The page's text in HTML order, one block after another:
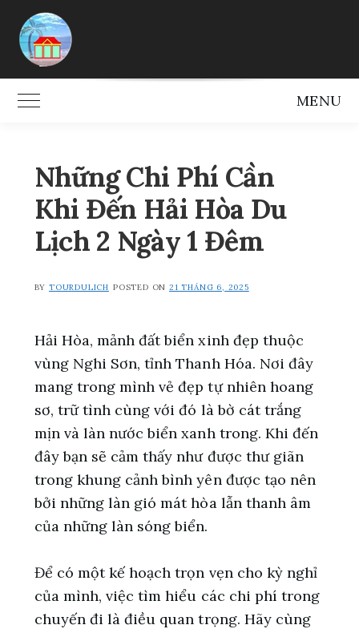
content
Toggle Main Menu MENU
Những Chi Phí Cần
Khi Đến Hải Hòa Du
Lịch 2 Ngày 1 Đêm
BY TOURDULICH POSTED ON 21 THÁNG 6, 2025
Hải Hòa, mảnh đất biển xinh đẹp thuộc
vùng Nghi Sơn, tỉnh Thanh Hóa. Nơi đây
mang trong mình vẻ đẹp tự nhiên hoang
sơ, trữ tình cùng với đó là bờ cát trắng
mịn và làn nước biển xanh trong. Khi đến
đây bạn sẽ cảm thấy như được thư giãn
trong khung cảnh bình yên được tạo nên
bởi những làn gió mát hòa lẫn thanh âm
của những làn sóng biển.
Để có một kế hoạch trọn vẹn cho kỳ nghỉ
của mình, việc tìm hiểu các chi phí trong
chuyến đi là điều quan trọng. Hãy cùng